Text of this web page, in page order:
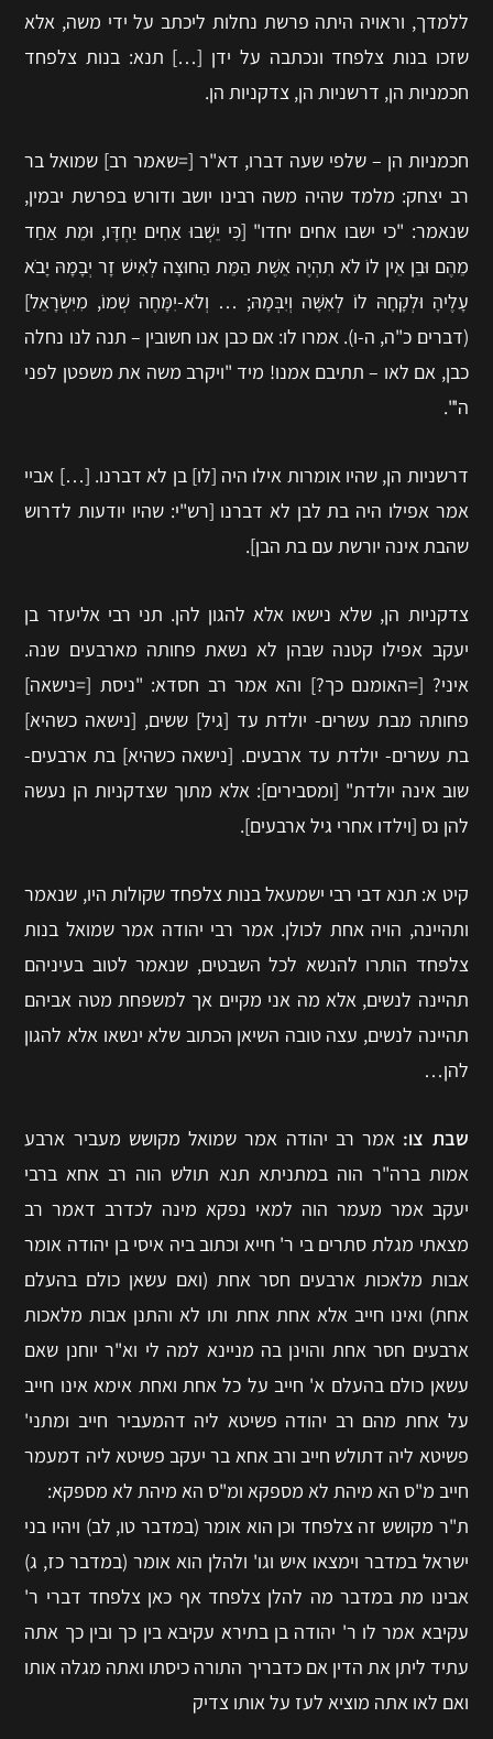
ללמדך, וראויה היתה פרשת נחלות ליכתב על ידי משה, אלא
שזכו בנות צלפחד ונכתבה על ידן […] תנא: בנות צלפחד
חכמניות הן, דרשניות הן, צדקניות הן.
חכמניות הן – שלפי שעה דברו, דא"ר [=שאמר רב] שמואל בר
רב יצחק: מלמד שהיה משה רבינו יושב ודורש בפרשת יבמין,
שנאמר: "כי ישבו אחים יחדו" [כִּי יֵשְׁבוּ אַחִים יַחְדָּו, וּמֵת אַחַד
מֵהֶם וּבֵן אֵין לוֹ לֹא תִהְיֶה אֵשֶׁת הַמֵּת הַחוּצָה לְאִישׁ זָר יְבָמָהּ יָבֹא
עָלֶיהָ וּלְקָחָהּ לוֹ לְאִשָּׁה וְיִבְּמָהּ; … וְלֹא-יִמָּחֶה שְׁמוֹ, מִיִּשְׂרָאֵל]
(דברים כ"ה, ה-ו). אמרו לו: אם כבן אנו חשובין – תנה לנו נחלה
כבן, אם לאו – תתיבם אמנו! מיד "ויקרב משה את משפטן לפני
ה'".
דרשניות הן, שהיו אומרות אילו היה [לו] בן לא דברנו. […] אביי
אמר אפילו היה בת לבן לא דברנו [רש"י: שהיו יודעות לדרוש
שהבת אינה יורשת עם בת הבן].
צדקניות הן, שלא נישאו אלא להגון להן. תני רבי אליעזר בן
יעקב אפילו קטנה שבהן לא נשאת פחותה מארבעים שנה.
איני? [=האומנם כך?] והא אמר רב חסדא: "ניסת [=נישאה]
פחותה מבת עשרים- יולדת עד [גיל] ששים, [נישאה כשהיא]
בת עשרים- יולדת עד ארבעים. [נישאה כשהיא] בת ארבעים-
שוב אינה יולדת" [ומסבירים]: אלא מתוך שצדקניות הן נעשה
להן נס [וילדו אחרי גיל ארבעים].
קיט א: תנא דבי רבי ישמעאל בנות צלפחד שקולות היו, שנאמר
ותהיינה, הויה אחת לכולן. אמר רבי יהודה אמר שמואל בנות
צלפחד הותרו להנשא לכל השבטים, שנאמר לטוב בעיניהם
תהיינה לנשים, אלא מה אני מקיים אך למשפחת מטה אביהם
תהיינה לנשים, עצה טובה השיאן הכתוב שלא ינשאו אלא להגון
להן…
שבת צו: אמר רב יהודה אמר שמואל מקושש מעביר ארבע
אמות ברה"ר הוה במתניתא תנא תולש הוה רב אחא ברבי
יעקב אמר מעמר הוה למאי נפקא מינה לכדרב דאמר רב
מצאתי מגלת סתרים בי ר' חייא וכתוב ביה איסי בן יהודה אומר
אבות מלאכות ארבעים חסר אחת (ואם עשאן כולם בהעלם
אחת) ואינו חייב אלא אחת אחת ותו לא והתנן אבות מלאכות
ארבעים חסר אחת והוינן בה מניינא למה לי וא"ר יוחנן שאם
עשאן כולם בהעלם א' חייב על כל אחת ואחת אימא אינו חייב
על אחת מהם רב יהודה פשיטא ליה דהמעביר חייב ומתני'
פשיטא ליה דתולש חייב ורב אחא בר יעקב פשיטא ליה דמעמר
חייב מ"ס הא מיהת לא מספקא ומ"ס הא מיהת לא מספקא:
ת"ר מקושש זה צלפחד וכן הוא אומר (במדבר טו, לב) ויהיו בני
ישראל במדבר וימצאו איש וגו' ולהלן הוא אומר (במדבר כז, ג)
אבינו מת במדבר מה להלן צלפחד אף כאן צלפחד דברי ר'
עקיבא אמר לו ר' יהודה בן בתירא עקיבא בין כך ובין כך אתה
עתיד ליתן את הדין אם כדבריך התורה כיסתו ואתה מגלה אותו
ואם לאו אתה מוציא לעז על אותו צדיק